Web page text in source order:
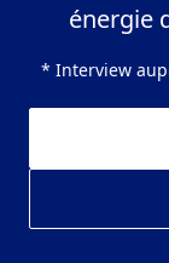
énergie
* Interview